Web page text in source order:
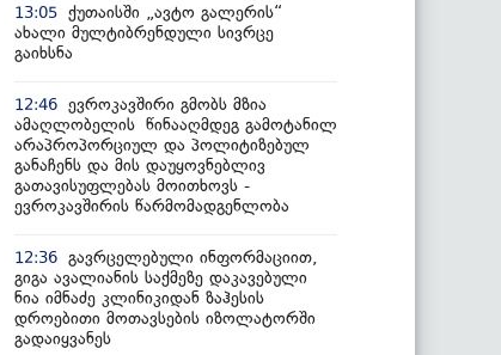
13:05 ქუთაისში „ავტო გალერის“
ახალი მულტიბრენდული სივრცე
გაიხსნა
12:46 ევროკავშირი გმობს მზია
ამაღლობელის წინააღმდეგ გამოტანილ
არაპროპორციულ და პოლიტიზებულ
განაჩენს და მის დაუყოვნებლივ
გათავისუფლებას მოითხოვს -
ევროკავშირის წარმომადგენლობა
12:36 გავრცელებული ინფორმაციით,
გიგა ავალიანის საქმეზე დაკავებული
ნია იმნაძე კლინიკიდან ზაჰესის
დროებითი მოთავსების იზოლატორში
გადაიყვანეს